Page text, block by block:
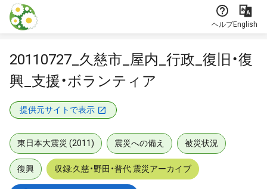
本文に飛ぶ
ヘルプEnglish
20110727_久慈市_屋内_行政_復旧・復
興_支援・ボランティア
提供元サイトで表示
東日本大震災 (2011) 震災への備え 被災状況
復興 収録:久慈・野田・普代 震災アーカイブ